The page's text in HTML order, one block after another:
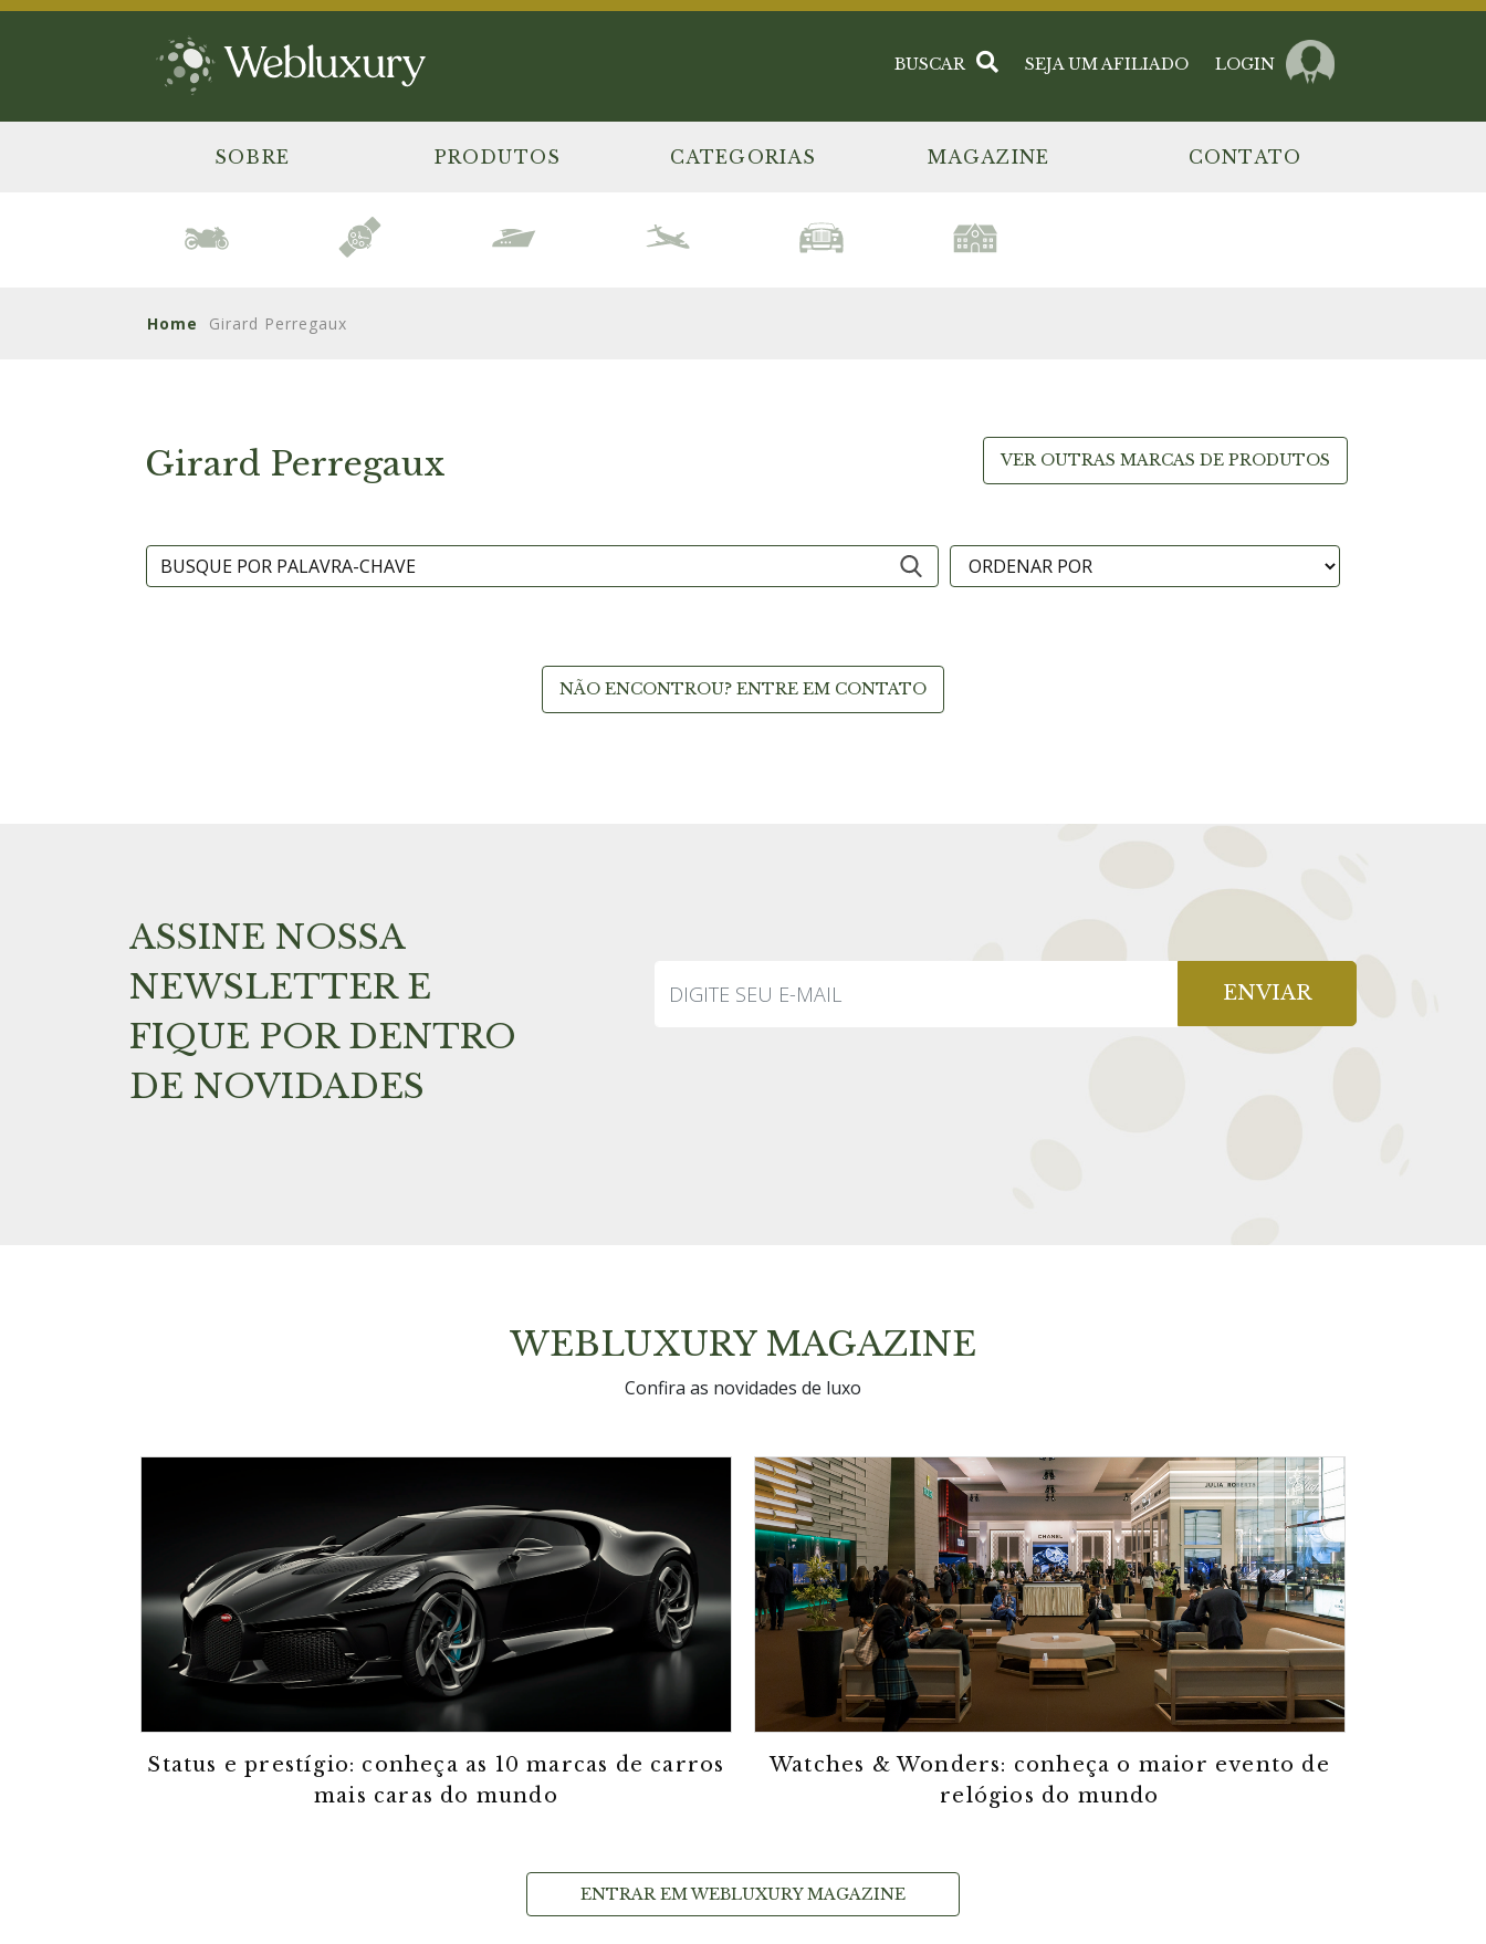
BUSCAR SEJA UM AFILIADO LOGIN
SOBRE PRODUTOS CATEGORIAS MAGAZINE CONTATO
Home Girard Perregaux
Girard Perregaux VER OUTRAS MARCAS DE PRODUTOS
NÃO ENCONTROU? ENTRE EM CONTATO
ASSINE NOSSA
NEWSLETTER E
FIQUE POR DENTRO
DE NOVIDADES
ENVIAR
WEBLUXURY MAGAZINE
Confira as novidades de luxo
Status e prestígio: conheça as 10 marcas de carros
mais caras do mundo
Watches & Wonders: conheça o maior evento de
relógios do mundo
ENTRAR EM WEBLUXURY MAGAZINE